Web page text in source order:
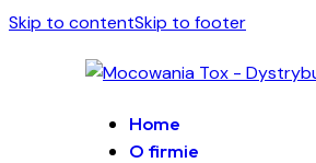
Skip to contentSkip to footer
Home
O firmie